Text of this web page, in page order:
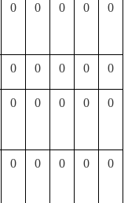
0 0 0 0 0
0 0 0 0 0
0 0 0 0 0
0 0 0 0 0